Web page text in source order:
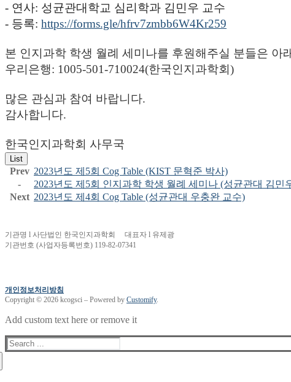
- 연사: 성균관대학교 심리학과 김민우 교수
- 등록: https://forms.gle/hfrv7zmbb6W4Kr259
본 인지과학 학생 월례 세미나를 후원해주실 분들은
우리은행: 1005-501-710024(한국인지과학회)
많은 관심과 참여 바랍니다.
감사합니다.
한국인지과학회 사무국
List
Prev 2023년도 제5회 Cog Table (KIST 문혁준 박사)
-
2023년도 제5회 인지과학 학생 월례 세미나 (성균관대 김민
Next 2023년도 제4회 Cog Table (성균관대 우충완 교수)
기관명 l 사단법인 한국인지과학회 대표자 l 유제광
기관번호 (사업자등록번호) 119-82-07341
개인정보처리방침
Copyright © 2026 kcogsci – Powered by Customify.
Add custom text here or remove it
Search
for: